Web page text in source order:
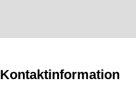
Kontaktinformation